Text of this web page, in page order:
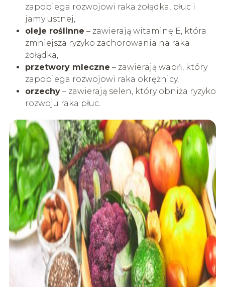
zapobiega rozwojowi raka żołądka, płuc i
jamy ustnej,
oleje roślinne – zawierają witaminę E, która
zmniejsza ryzyko zachorowania na raka
żołądka,
przetwory mleczne – zawierają wapń, który
zapobiega rozwojowi raka okrężnicy,
orzechy– zawierają selen, który obniża ryzyko
rozwoju raka płuc.